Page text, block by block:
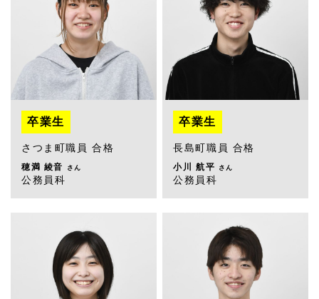
卒業生
さつま町職員 合格
穂満 綾音 さん
公務員科
卒業生
長島町職員 合格
小川 航平 さん
公務員科